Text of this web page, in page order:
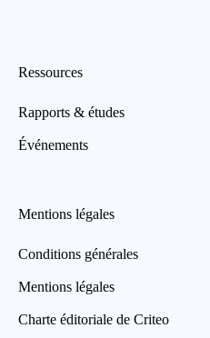
Ressources
Rapports & études
Événements
Mentions légales
Conditions générales
Mentions légales
Charte éditoriale de Criteo